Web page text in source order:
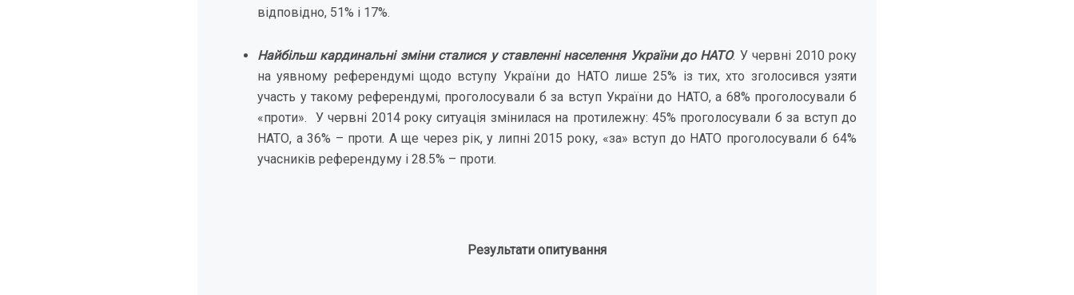
відповідно, 51% і 17%.
Найбільш кардинальні зміни сталися у ставленні населення України до НАТО. У червні 2010 року
на уявному референдумі щодо вступу України до НАТО лише 25% із тих, хто зголосився узяти
участь у такому референдумі, проголосували б за вступ України до НАТО, а 68% проголосували б
«проти». У червні 2014 року ситуація змінилася на протилежну: 45% проголосували б за вступ до
НАТО, а 36% – проти. А ще через рік, у липні 2015 року, «за» вступ до НАТО проголосували б 64%
учасників референдуму і 28.5% – проти.
Результати опитування